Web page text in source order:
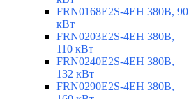
FRN0168E2S-4EH 380В, 90
кВт
FRN0203E2S-4EH 380В,
110 кВт
FRN0240E2S-4EH 380В,
132 кВт
FRN0290E2S-4EH 380В,